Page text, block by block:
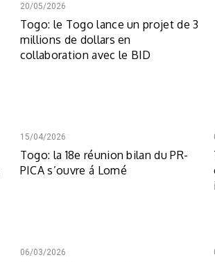
20/05/2026
Togo: le Togo lance un projet de 3
millions de dollars en
collaboration avec le BID
15/04/2026
Togo: la 18e réunion bilan du PR-
PICA s’ouvre á Lomé
06/03/2026